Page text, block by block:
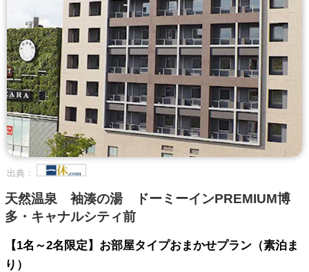
出典：
天然温泉 袖湊の湯 ドーミーインPREMIUM博
多・キャナルシティ前
【1名～2名限定】お部屋タイプおまかせプラン（素泊ま
り）